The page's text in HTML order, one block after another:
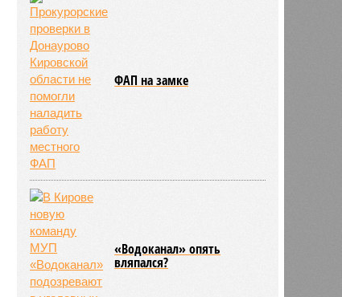
ФАП на замке
«Водоканал» опять
вляпался?